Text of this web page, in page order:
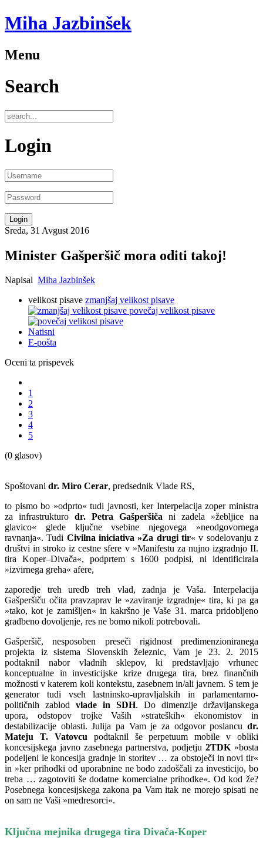
Miha Jazbinšek
Menu
Search
Login
Sreda, 31 Avgust 2016
Minister Gašperšič mora oditi takoj!
Napisal Miha Jazbinšek
velikost pisave zmanjšaj velikost pisave
povečaj velikost pisave
Natisni
E-pošta
Oceni ta prispevek
1
2
3
4
5
(0 glasov)
Spoštovani dr. Miro Cerar, predsednik Vlade RS,
to pismo bo »odprto« tudi javnosti, ker Interpelacija zoper ministra
za infrastrukturo dr. Petra Gašperšiča ni zadela »žebljice na
glavico« glede ključne vsebine njegovega »neodgovornega
ravnanja«. Tudi Civilna iniciativa »Za drugi tir« v sodelovanju z
društvi in stroko iz cestne sfere v »Manifestu za nujno izgradnjo II.
tira Koper–Divača«, podprtem s 1600 podpisi, ni identificirala
»izvirnega greha« afere,
zaporedje treh uredb treh vlad, zadnja je Vaša. Interpelacija
Gašperšiču očita pravzaprav le »zaviranje izgradnje« tira, ki pa ga
»tako, kot je zamišljen« in kakršno je Vaše 31. marca pridobljeno
gradbeno dovoljenje, res ne bomo nikoli potrebovali.
Gašperšič, nesposoben preseči rigidnost predimenzioniranega
projekta iz sistema Slovenskih železnic, Vam je 23. 2. 2015
podtaknil nabor vladnih sklepov, ki predstavljajo vrhunec
konceptualne in investicijske krize drugega tira, brez finančnih
možnosti v katerem koli kontekstu, zasebnem in/ali javnem. S tem je
generator tudi vseh lastninsko-upravljalskih in parlamentarno-
političnih zablod vlade in SDH. Do dimenzije državljanskega
upora, odstopov trojke Vaših »strateških« ekonomistov in
destabilizacije oblasti. Julija pa Vam je za odgovor poslancu dr.
Mateju T. Vatovcupodtaknil še perpetuum mobile v obliki
koncesijskega javno zasebnega partnerstva, podjetju 2TDK»bosta
podeljeni le koncesija gradnje in storitev … za obstoječi in novi tir«
in »ker prihodki od uporabnine ne bodo zadoščali za investicijo, bo
treba … zagotoviti še dodatne komercialne prihodke«. Od kod že?
Posebnega koncesijskega zakona pa Vam itak ne morejo spisati ne
on sam ne Vaši »medresorci«.
Ključna mejnika drugega tira Divača-Koper